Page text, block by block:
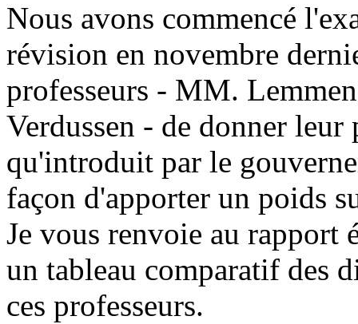
Nous avons commencé
révision en novembre
professeurs - MM.
Verdussen - de donner
qu'introduit par le
façon d'apporter un poids
Je vous renvoie au rapport
un tableau comparatif des
ces professeurs.